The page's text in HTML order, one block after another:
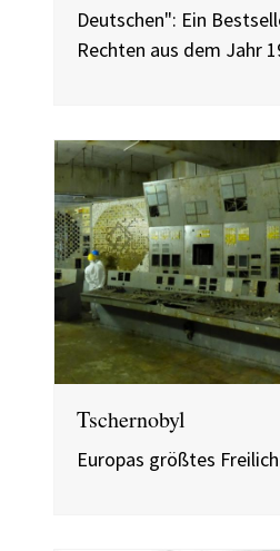
Deutschen": Ein
Rechten aus dem Jahr
Tschernobyl
Europas größtes